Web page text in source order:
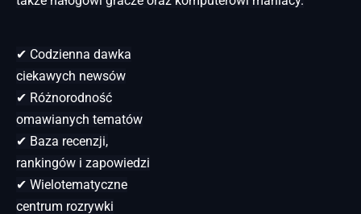
✔ Codzienna dawka
ciekawych newsów
✔ Różnorodność
omawianych tematów
✔ Baza recenzji,
rankingów i zapowiedzi
✔ Wielotematyczne
centrum rozrywki